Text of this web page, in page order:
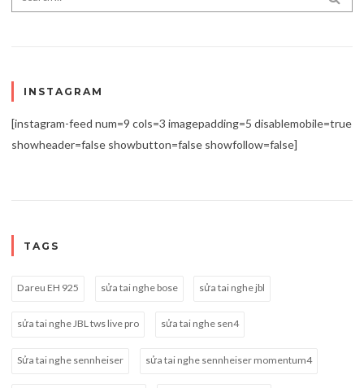
INSTAGRAM
[instagram-feed num=9 cols=3 imagepadding=5 disablemobile=true
showheader=false showbutton=false showfollow=false]
TAGS
Dareu EH 925 sửa tai nghe bose sửa tai nghe jbl
sửa tai nghe JBL tws live pro sửa tai nghe sen4
Sửa tai nghe sennheiser sửa tai nghe sennheiser momentum4